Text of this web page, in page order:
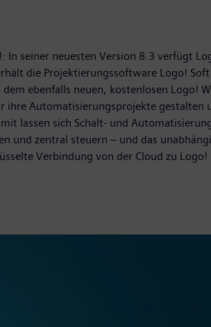
In seiner neuesten Version 8.3 verfügt
die Projektierungssoftware Logo!
ebenfalls neuen, kostenlosen Logo!
Automatisierungsprojekte gestalten
lassen sich Schalt- und
und zentral steuern – und das
Verbindung von der Cloud zu Logo!